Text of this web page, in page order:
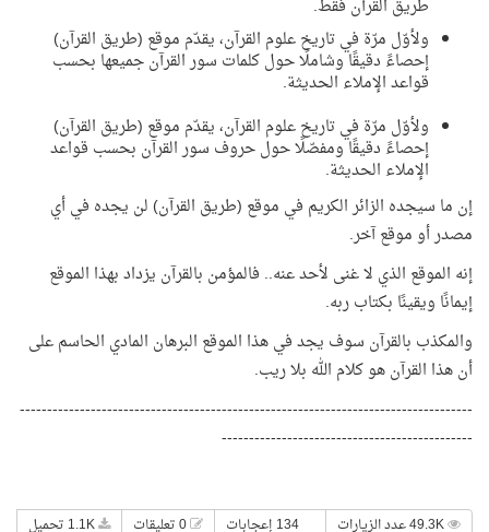
طريق القرآن فقط.
ولأوّل مرّة في تاريخ علوم القرآن، يقدّم موقع (طريق القرآن)
إحصاءً دقيقًا وشاملًا حول كلمات سور القرآن جميعها بحسب
قواعد الإملاء الحديثة.
ولأوّل مرّة في تاريخ علوم القرآن، يقدّم موقع (طريق القرآن)
إحصاءً دقيقًا ومفصّلًا حول حروف سور القرآن بحسب قواعد
الإملاء الحديثة.
إن ما سيجده الزائر الكريم في موقع (طريق القرآن) لن يجده في أي
مصدر أو موقع آخر.
إنه الموقع الذي لا غنى لأحد عنه.. فالمؤمن بالقرآن يزداد بهذا الموقع
إيمانًا ويقينًا بكتاب ربه.
والمكذب بالقرآن سوف يجد في هذا الموقع البرهان المادي الحاسم على
أن هذا القرآن هو كلام الله بلا ريب.
-----------------------------------------------------------------------------------
----------------------------------------------
134 إعجابات